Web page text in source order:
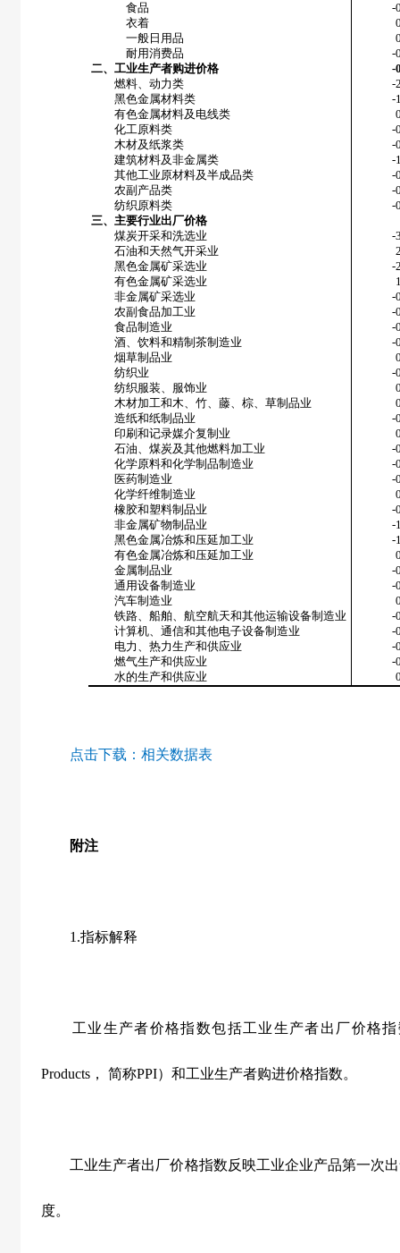
食品
-
衣着
一般日用品
耐用消费品
-
二、工业生产者购进价格
-
燃料、动力类
-
黑色金属材料类
-
有色金属材料及电线类
化工原料类
-
木材及纸浆类
-
建筑材料及非金属类
-
其他工业原材料及半成品类
-
农副产品类
-
纺织原料类
-
三、主要行业出厂价格
煤炭开采和洗选业
-
石油和天然气开采业
黑色金属矿采选业
-
有色金属矿采选业
非金属矿采选业
-
农副食品加工业
-
食品制造业
-
酒、饮料和精制茶制造业
-
烟草制品业
纺织业
-
纺织服装、服饰业
木材加工和木、竹、藤、棕、草制品业
造纸和纸制品业
-
印刷和记录媒介复制业
石油、煤炭及其他燃料加工业
-
化学原料和化学制品制造业
-
医药制造业
-
化学纤维制造业
橡胶和塑料制品业
-
非金属矿物制品业
-
黑色金属冶炼和压延加工业
-
有色金属冶炼和压延加工业
金属制品业
-
通用设备制造业
-
汽车制造业
铁路、船舶、航空航天和其他运输设备制造业
-
计算机、通信和其他电子设备制造业
-
电力、热力生产和供应业
-
燃气生产和供应业
-
水的生产和供应业
点击下载： 相关数据表
附注
1.指标解释
工业生产者价格指数包括工业生产者出厂价格指数
Products， 简称PPI）和工业生产者购进价格指数。
工业生产者出厂价格指数反映工业企业产品第一次出
度。